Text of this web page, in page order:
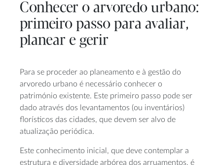
Conhecer o arvoredo urbano:
primeiro passo para avaliar,
planear e gerir
Para se proceder ao planeamento e à gestão do
arvoredo urbano é necessário conhecer o
património existente. Este primeiro passo pode ser
dado através dos levantamentos (ou inventários)
florísticos das cidades, que devem ser alvo de
atualização periódica.
Este conhecimento inicial, que deve contemplar a
estrutura e diversidade arbórea dos arruamentos, é